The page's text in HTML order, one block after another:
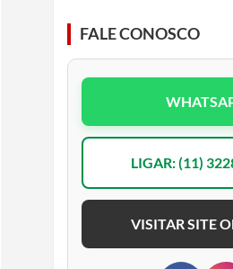
FALE CONOSCO
LIGAR: (11)
VISITAR SITE